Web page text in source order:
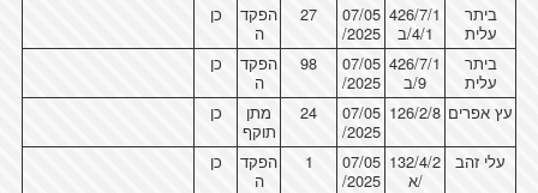
ביתר
עלית
426/7/1
4/1/ב
07/05
/2025
27
הפקד
ה
כן
ביתר
עלית
426/7/1
9/ב
07/05
/2025
98
הפקד
ה
כן
עץ אפרים 126/2/8
07/05
/2025
24
מתן
תוקף
כן
עלי זהב
132/4/2
/א
07/05
/2025
1
הפקד
ה
כן